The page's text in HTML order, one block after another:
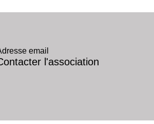
email
l'association